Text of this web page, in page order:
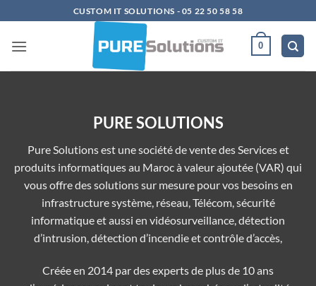
au
contenu
CUSTOM IT SOLUTIONS - 05 22 50 58 58
0
PURE SOLUTIONS
Pure Solutions est une société de vente des Services et
produits informatiques au Maroc à valeur ajoutée (VAR) qui
vous offre des solutions sur mesure pour vos besoins en
infrastructure système, réseau, Télécom, sécurité
informatique et aussi en vidéosurveillance, détection
d’intrusion, détection d’incendie et contrôle d’accès,
Créée en 2014 par des experts de plus de 10 ans